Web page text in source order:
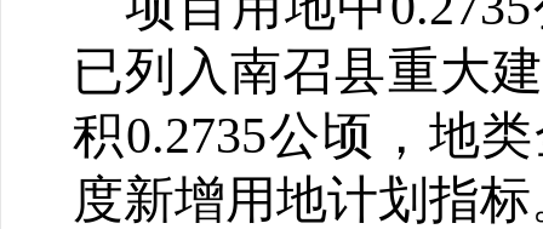
已列入南召县重大
积0.2735公顷，地
度新增用地计划指标